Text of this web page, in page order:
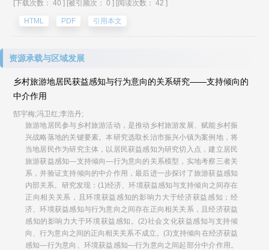
[下载次数： 40 ] [被引频次： 0 ] [阅读次数： 42 ]
HTML PDF 引用本文
资源承载与区域发展
乡村旅游地居民获益感知与行为意向的关系研究——支持倾向的
中介作用
郜宇梅;冯卫红;李浩丹;
旅游地居民参与乡村旅游活动，是推动乡村旅游发展、赋能乡村振
兴战略落地的关键要素。本研究选取长治市振兴小镇为案例地，将
当地居民作为研究主体，以居民获益感知为研究切入点，建立居民
旅游获益感知—支持倾向—行为意向的关系模型，实地考察三者关
系，并验证支持倾向的中介作用，最后进一步探讨了旅游获益感知
内部关系。研究发现：(1)经济、环境获益感知与支持倾向之间存在
正向相关关系，且环境获益感知的影响力大于经济获益感知；经
济、环境获益感知与行为意向之间存在正向相关关系，且经济获益
感知的影响力大于环境获益感知。(2)社会文化获益感知与支持倾
向、行为意向之间的正向相关关系不成立。(3)支持倾向在经济获益
感知—行为意向、环境获益感知—行为意向之间起部分中介作用。